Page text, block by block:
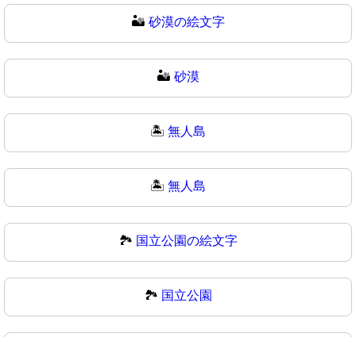
🏜️ 砂漠の絵文字
🏜 砂漠
🏝️ 無人島
🏝 無人島
🏞️ 国立公園の絵文字
🏞 国立公園